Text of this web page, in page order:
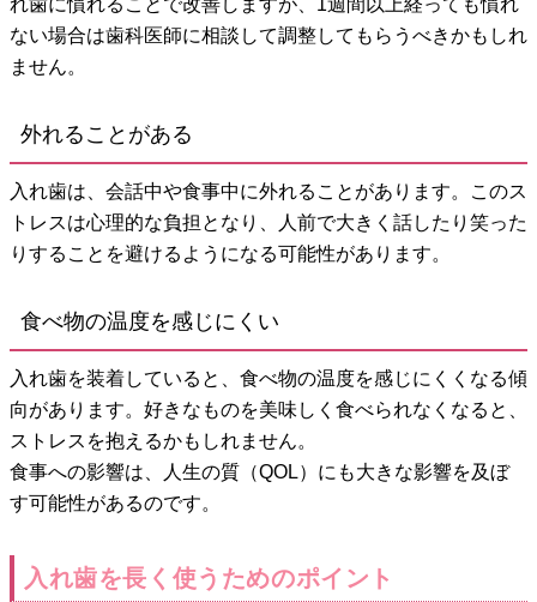
れ歯に慣れることで改善しますが、1週間以上経っても慣れ
ない場合は歯科医師に相談して調整してもらうべきかもしれ
ません。
外れることがある
入れ歯は、会話中や食事中に外れることがあります。このス
トレスは心理的な負担となり、人前で大きく話したり笑った
りすることを避けるようになる可能性があります。
食べ物の温度を感じにくい
入れ歯を装着していると、食べ物の温度を感じにくくなる傾
向があります。好きなものを美味しく食べられなくなると、
ストレスを抱えるかもしれません。
食事への影響は、人生の質（QOL）にも大きな影響を及ぼ
す可能性があるのです。
入れ歯を長く使うためのポイント